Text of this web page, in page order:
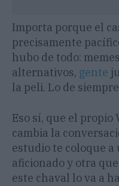
Importa porque el
precisamente
hubo de todo:
alternativos, gente
la peli. Lo de
Eso sí, que el propio
cambia la
estudio te coloque
aficionado y otra
este chaval lo va a